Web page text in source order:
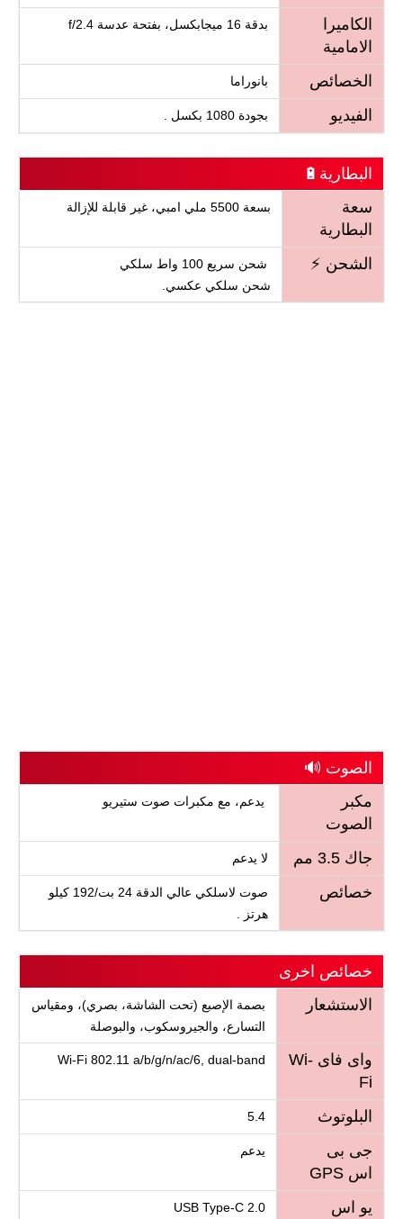
الكاميرا
الامامية
بدقة 16 ميجابكسل، بفتحة عدسة f/2.4
الخصائص بانوراما
الفيديو بجودة 1080 بكسل .
البطارية🔋
سعة
البطارية
بسعة 5500 ملي امبي، غير قابلة للإزالة
الشحن ⚡
شحن سريع 100 واط سلكي
شحن سلكي عكسي.
الصوت 🔊
مكبر
الصوت
يدعم، مع مكبرات صوت ستيريو
جاك 3.5 مم لا يدعم
خصائص
صوت لاسلكي عالي الدقة 24 بت/192 كيلو
هرتز .
خصائص اخرى
الاستشعار
بصمة الإصبع (تحت الشاشة، بصري)، ومقياس
التسارع، والجيروسكوب، والبوصلة
واى فاى Wi-
Fi
Wi-Fi 802.11 a/b/g/n/ac/6, dual-band
البلوتوث 5.4
جى بى
اس GPS
يدعم
يو اس
USB Type-C 2.0